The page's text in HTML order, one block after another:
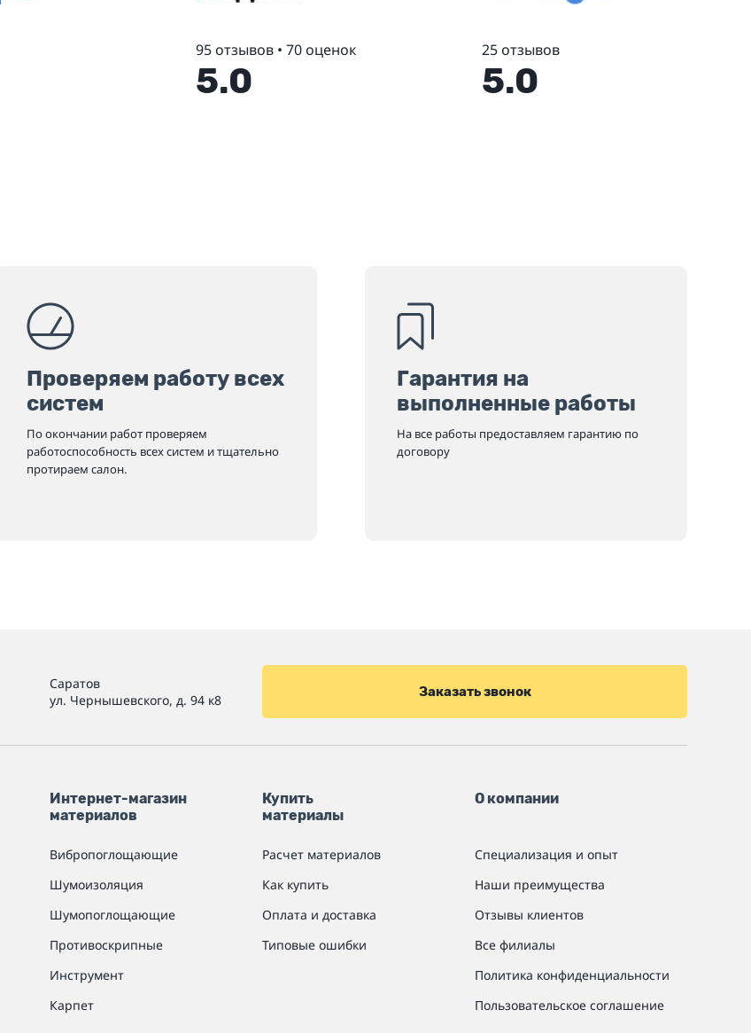
95 отзывов • 70 оценок
5.0
25 отзывов
5.0
Проверяем работу всех
систем
По окончании работ проверяем
работоспособность всех систем и тщательно
протираем салон.
Гарантия на
выполненные работы
На все работы предоставляем гарантию по
договору
Саратов
ул. Чернышевского, д. 94 к8
Заказать звонок
Интернет-магазин
материалов
Вибропоглощающие
Шумоизоляция
Шумопоглощающие
Противоскрипные
Инструмент
Карпет
Купить
материалы
Расчет материалов
Как купить
Оплата и доставка
Типовые ошибки
О компании
Специализация и опыт
Наши преимущества
Отзывы клиентов
Все филиалы
Политика конфиденциальности
Пользовательское соглашение